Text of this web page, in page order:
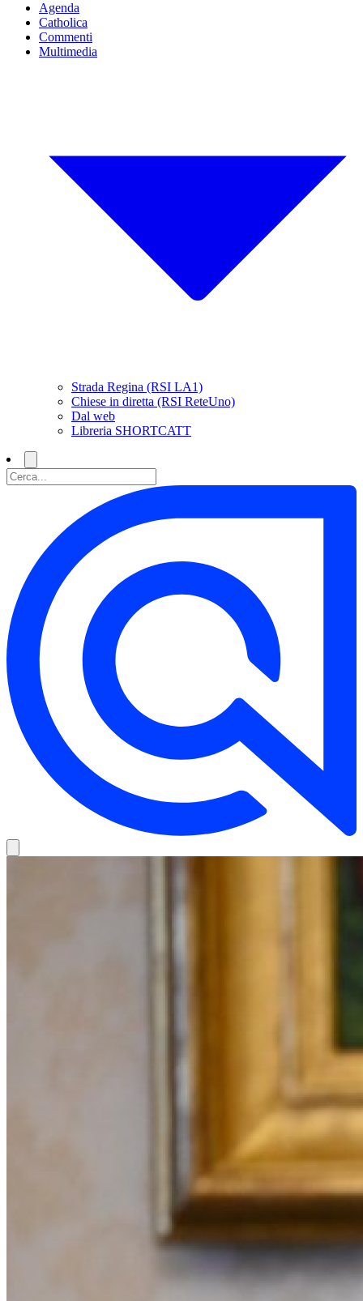
Agenda
Catholica
Commenti
Multimedia
Strada Regina (RSI LA1)
Chiese in diretta (RSI ReteUno)
Dal web
Libreria SHORTCATT